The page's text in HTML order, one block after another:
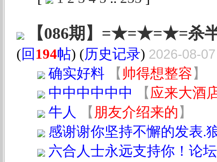
【086期】=★=★=★=
(回 194帖) (历史记录) 2026-08-
确实好料 【 帅得想整容】
中中中中中中
【 应来大酒
牛人
【 朋友介绍来的 】
感谢谢你坚持不懈的发表.
六合人士永远支持你！论